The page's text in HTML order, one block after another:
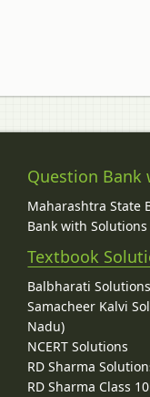
Question Bank
Maharashtra State
Bank with
Textbook
Balbharati
Samacheer Kalvi
Nadu)
NCERT Solutions
RD Sharma
RD Sharma Class